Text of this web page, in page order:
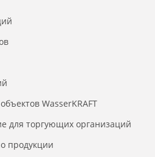
WasserKRAFT
для торгующих организаций
продукции